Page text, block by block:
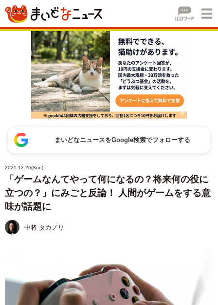
まいどなニュースをGoogle検索でフォローする
2021.12.26(Sun)
「ゲームなんてやって何になるの？将来何の役に
立つの？」にみごと反論！ 人間がゲームをする意
味が話題に
中将 タカノリ